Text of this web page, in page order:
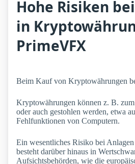
Hohe Risiken
in
PrimeVFX
Beim Kauf von Kryptowährungen
Kryptowährungen können z. B.
oder auch gestohlen werden, etwa
Fehlfunktionen von Computern.
Ein wesentliches Risiko bei
besteht darüber hinaus in
Aufsichtsbehörden, wie die